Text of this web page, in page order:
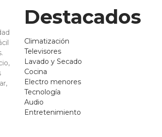
Destacados
Climatización
Televisores
Lavado y Secado
Cocina
Electro menores
Tecnología
Audio
Entretenimiento